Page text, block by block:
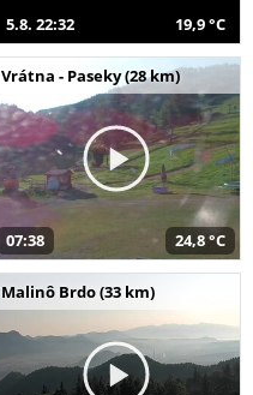
5.8. 22:32 19,9 °C
Vrátna - Paseky (28 km)
07:38 24,8 °C
Malinô Brdo (33 km)